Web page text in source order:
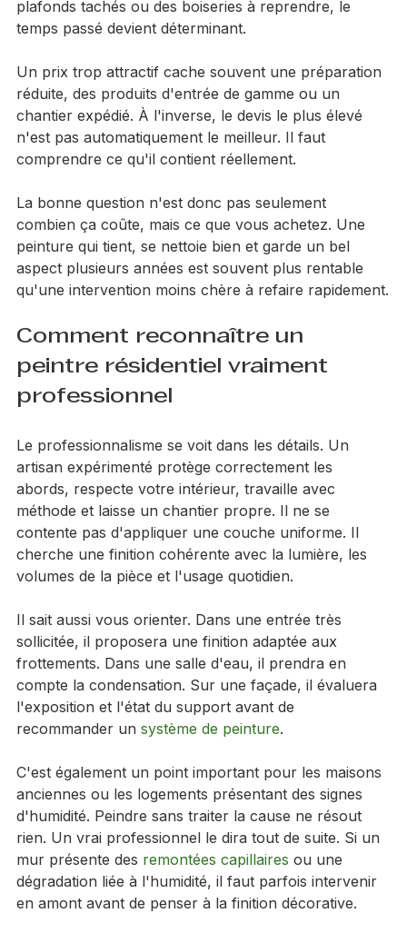
y a des défauts de support, des angles abîmés, des
plafonds tachés ou des boiseries à reprendre, le
Un prix trop attractif cache souvent une préparation
réduite, des produits d'entrée de gamme ou un
chantier expédié. À l'inverse, le devis le plus élevé
n'est pas automatiquement le meilleur. Il faut
La bonne question n'est donc pas seulement
combien ça coûte, mais ce que vous achetez. Une
peinture qui tient, se nettoie bien et garde un bel
aspect plusieurs années est souvent plus rentable
Comment reconnaître un
peintre résidentiel vraiment
Le professionnalisme se voit dans les détails. Un
artisan expérimenté protège correctement les
abords, respecte votre intérieur, travaille avec
méthode et laisse un chantier propre. Il ne se
contente pas d'appliquer une couche uniforme. Il
cherche une finition cohérente avec la lumière, les
Il sait aussi vous orienter. Dans une entrée très
sollicitée, il proposera une finition adaptée aux
frottements. Dans une salle d'eau, il prendra en
compte la condensation. Sur une façade, il évaluera
l'exposition et l'état du support avant de
C'est également un point important pour les maisons
anciennes ou les logements présentant des signes
d'humidité. Peindre sans traiter la cause ne résout
rien. Un vrai professionnel le dira tout de suite. Si un
mur présente des remontées capillaires ou une
dégradation liée à l'humidité, il faut parfois intervenir